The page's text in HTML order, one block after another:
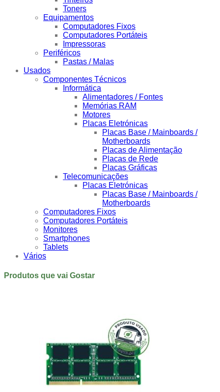
Toners
Equipamentos
Computadores Fixos
Computadores Portáteis
Impressoras
Periféricos
Pastas / Malas
Usados
Componentes Técnicos
Informática
Alimentadores / Fontes
Memórias RAM
Motores
Placas Eletrónicas
Placas Base / Mainboards /
Motherboards
Placas de Alimentação
Placas de Rede
Placas Gráficas
Telecomunicações
Placas Eletrónicas
Placas Base / Mainboards /
Motherboards
Computadores Fixos
Computadores Portáteis
Monitores
Smartphones
Tablets
Vários
Produtos que vai Gostar